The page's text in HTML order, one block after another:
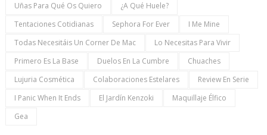
Uñas Para Qué Os Quiero
¿a Qué Huele?
Tentaciones Cotidianas
Sephora For Ever
I Me Mine
Todas Necesitáis Un Corner De Mac
Lo Necesitas Para Vivir
Primero Es La Base
Duelos En La Cumbre
Chuaches
Lujuria Cosmética
Colaboraciones Estelares
Review En Serie
I Panic When It Ends
El Jardín Kenzoki
Maquillaje Élfico
Gea